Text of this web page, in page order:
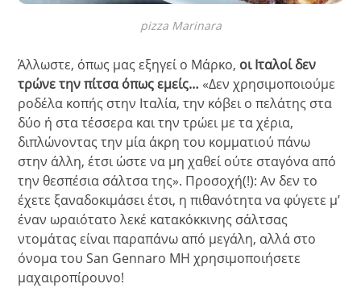
pizza Marinara
Άλλωστε, όπως μας εξηγεί ο Μάρκο, οι Ιταλοί δεν
τρώνε την πίτσα όπως εμείς… «Δεν χρησιμοποιούμε
ροδέλα κοπής στην Ιταλία, την κόβει ο πελάτης στα
δύο ή στα τέσσερα και την τρώει με τα χέρια,
διπλώνοντας την μία άκρη του κομματιού πάνω
στην άλλη, έτσι ώστε να μη χαθεί ούτε σταγόνα από
την θεσπέσια σάλτσα της». Προσοχή(!): Αν δεν το
έχετε ξαναδοκιμάσει έτσι, η πιθανότητα να φύγετε μ’
έναν ωραιότατο λεκέ κατακόκκινης σάλτσας
ντομάτας είναι παραπάνω από μεγάλη, αλλά στο
όνομα του San Gennaro ΜΗ χρησιμοποιήσετε
μαχαιροπίρουνο!